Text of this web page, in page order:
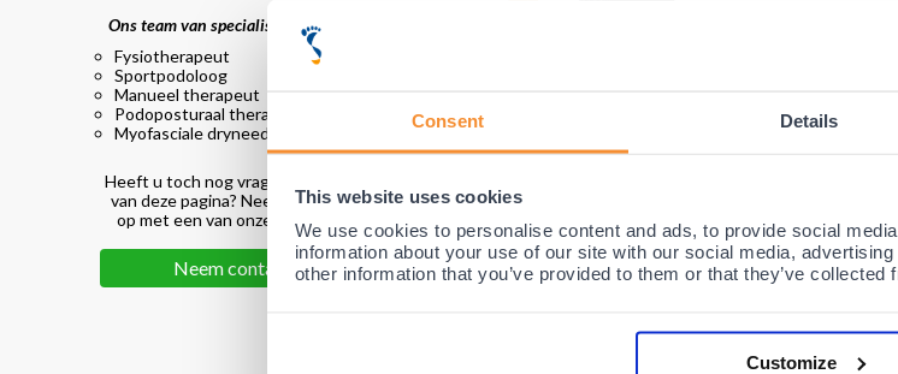
Consent Details
This website uses cookies
We use cookies to personalise content and ads, to provide social
information about your use of our site with our social media,
other information that you’ve provided to them or that they’ve
Customize
Ons team van specialisten bestaat uit:
Fysiotherapeut
Sportpodoloog
Manueel therapeut
Podoposturaal therapeut
Myofasciale dryneedling specialist
Heeft u toch nog vragen na het lezen
van deze pagina? Neem dan contact
op met een van onze specialisten!
Neem contact op
Op zoek naar
Bauerfeind
(2)
en sport.
Meest